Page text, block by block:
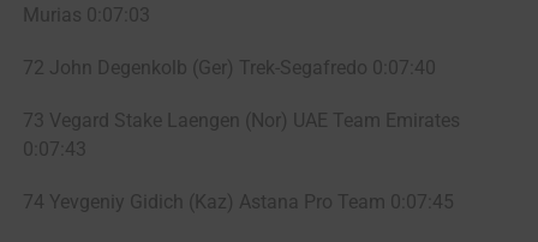
Murias 0:07:03
72 John Degenkolb (Ger) Trek-Segafredo 0:07:40
73 Vegard Stake Laengen (Nor) UAE Team Emirates
0:07:43
74 Yevgeniy Gidich (Kaz) Astana Pro Team 0:07:45